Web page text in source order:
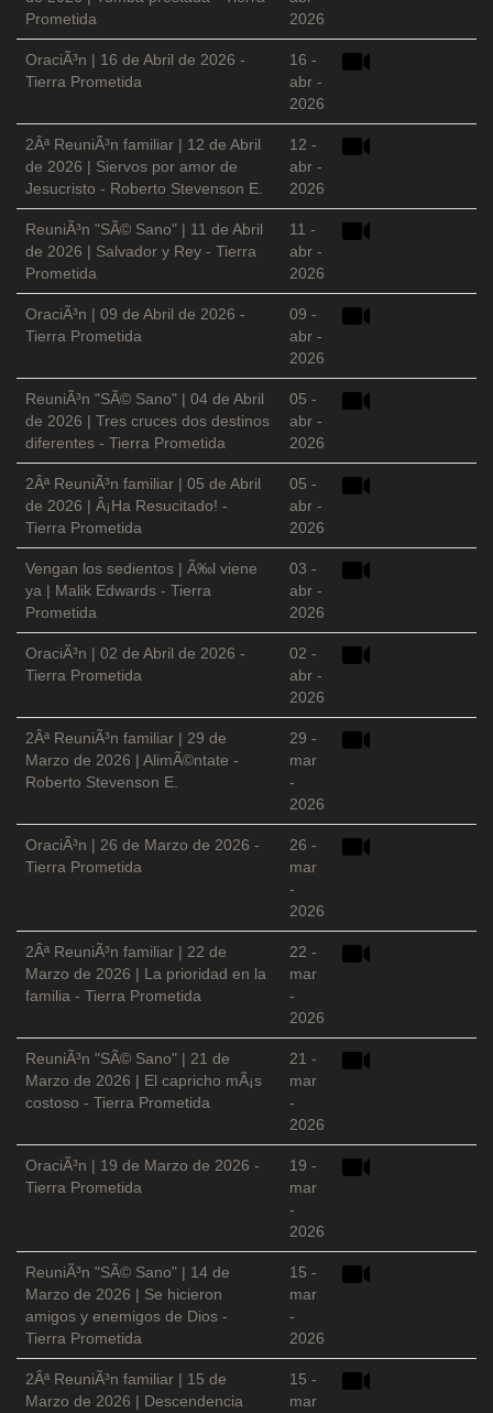
Prometida
2026
OraciÃ³n | 16 de Abril de 2026 -
Tierra Prometida
16 -
abr -
2026
2Âª ReuniÃ³n familiar | 12 de Abril
de 2026 | Siervos por amor de
Jesucristo - Roberto Stevenson E.
12 -
abr -
2026
ReuniÃ³n "SÃ© Sano" | 11 de Abril
de 2026 | Salvador y Rey - Tierra
Prometida
11 -
abr -
2026
OraciÃ³n | 09 de Abril de 2026 -
Tierra Prometida
09 -
abr -
2026
ReuniÃ³n "SÃ© Sano" | 04 de Abril
de 2026 | Tres cruces dos destinos
diferentes - Tierra Prometida
05 -
abr -
2026
2Âª ReuniÃ³n familiar | 05 de Abril
de 2026 | Â¡Ha Resucitado! -
Tierra Prometida
05 -
abr -
2026
Vengan los sedientos | Ã‰l viene
ya | Malik Edwards - Tierra
Prometida
03 -
abr -
2026
OraciÃ³n | 02 de Abril de 2026 -
Tierra Prometida
02 -
abr -
2026
2Âª ReuniÃ³n familiar | 29 de
Marzo de 2026 | AlimÃ©ntate -
Roberto Stevenson E.
29 -
mar
-
2026
OraciÃ³n | 26 de Marzo de 2026 -
Tierra Prometida
26 -
mar
-
2026
2Âª ReuniÃ³n familiar | 22 de
Marzo de 2026 | La prioridad en la
familia - Tierra Prometida
22 -
mar
-
2026
ReuniÃ³n "SÃ© Sano" | 21 de
Marzo de 2026 | El capricho mÃ¡s
costoso - Tierra Prometida
21 -
mar
-
2026
OraciÃ³n | 19 de Marzo de 2026 -
Tierra Prometida
19 -
mar
-
2026
ReuniÃ³n "SÃ© Sano" | 14 de
Marzo de 2026 | Se hicieron
amigos y enemigos de Dios -
Tierra Prometida
15 -
mar
-
2026
2Âª ReuniÃ³n familiar | 15 de
Marzo de 2026 | Descendencia
15 -
mar